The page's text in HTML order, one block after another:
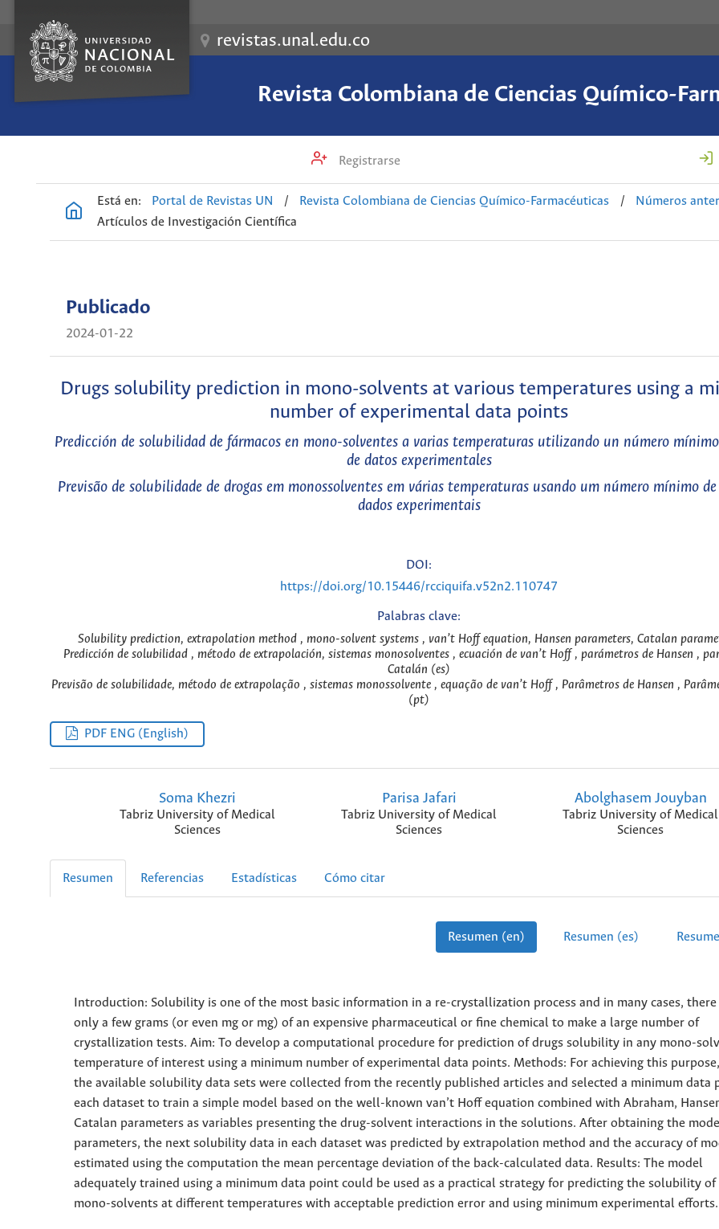
revistas.unal.edu.co
Revista Colombiana de Ciencias Químico-
Registrarse
Está en: Portal de Revistas UN / Revista Colombiana de Ciencias Químico-Farmacéuticas / Números
Artículos de Investigación Científica
Publicado
2024-01-22
Drugs solubility prediction in mono-solvents at various temperatures using a
number of experimental data points
Predicción de solubilidad de fármacos en mono-solventes a varias temperaturas utilizando un número
de datos experimentales
Previsão de solubilidade de drogas em monossolventes em várias temperaturas usando um número mínimo
dados experimentais
DOI:
https://doi.org/10.15446/rcciquifa.v52n2.110747
Palabras clave:
Solubility prediction, extrapolation method , mono-solvent systems , van’t Hoff equation, Hansen parameters, Catalan
Predicción de solubilidad , método de extrapolación, sistemas monosolventes , ecuación de van’t Hoff , parámetros de Hansen ,
Catalán (es)
Previsão de solubilidade, método de extrapolação , sistemas monossolvente , equação de van’t Hoff , Parâmetros de Hansen ,
(pt)
PDF ENG (English)
Soma Khezri
Tabriz University of Medical
Sciences
Parisa Jafari
Tabriz University of Medical
Sciences
Abolghasem Jouyban
Tabriz University of Medical
Sciences
Resumen Referencias Estadísticas Cómo citar
Resumen (en) Resumen (es)
Introduction: Solubility is one of the most basic information in a re-crystallization process and in many cases, there
only a few grams (or even mg or mg) of an expensive pharmaceutical or fine chemical to make a large number of
crystallization tests. Aim: To develop a computational procedure for prediction of drugs solubility in any mono-
temperature of interest using a minimum number of experimental data points. Methods: For achieving this
the available solubility data sets were collected from the recently published articles and selected a minimum data
each dataset to train a simple model based on the well-known van’t Hoff equation combined with Abraham,
Catalan parameters as variables presenting the drug-solvent interactions in the solutions. After obtaining the
parameters, the next solubility data in each dataset was predicted by extrapolation method and the accuracy of
estimated using the computation the mean percentage deviation of the back-calculated data. Results: The model
adequately trained using a minimum data point could be used as a practical strategy for predicting the solubility of
mono-solvents at different temperatures with acceptable prediction error and using minimum experimental efforts.